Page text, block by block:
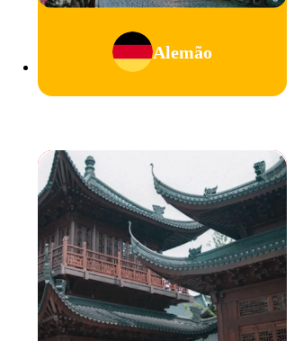
Alemão